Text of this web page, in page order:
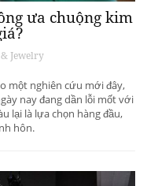
ưa chuộng kim
Jewelry
một nghiên cứu mới đây,
nay đang dần lỗi mốt với
lại là lựa chọn hàng đầu,
hôn.